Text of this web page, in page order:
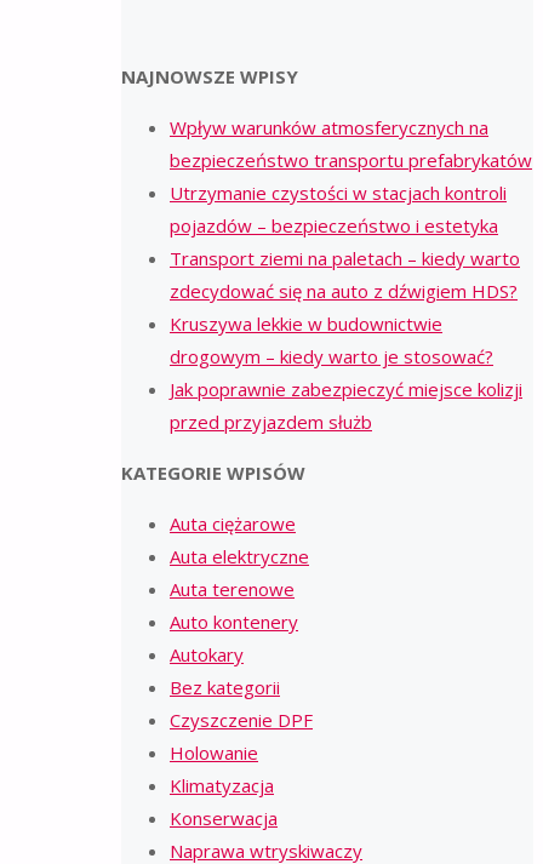
NAJNOWSZE WPISY
Wpływ warunków atmosferycznych na
bezpieczeństwo transportu prefabrykatów
Utrzymanie czystości w stacjach kontroli
pojazdów – bezpieczeństwo i estetyka
Transport ziemi na paletach – kiedy warto
zdecydować się na auto z dźwigiem HDS?
Kruszywa lekkie w budownictwie
drogowym – kiedy warto je stosować?
Jak poprawnie zabezpieczyć miejsce kolizji
przed przyjazdem służb
KATEGORIE WPISÓW
Auta ciężarowe
Auta elektryczne
Auta terenowe
Auto kontenery
Autokary
Bez kategorii
Czyszczenie DPF
Holowanie
Klimatyzacja
Konserwacja
Naprawa wtryskiwaczy